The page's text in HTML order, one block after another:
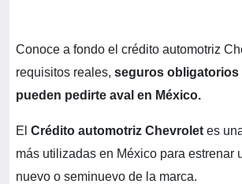
Conoce a fondo el crédito automotriz
requisitos reales, seguros obligatorios
pueden pedirte aval en México.
El Crédito automotriz Chevrolet es
más utilizadas en México para estrenar
nuevo o seminuevo de la marca.